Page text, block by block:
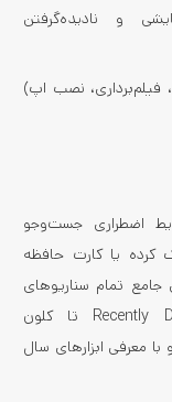
و نادیده‌گرفتن
فیلم‌برداری، نصب اپ)
اضطراری جست‌وجو
کرده یا کارت حافظه
تمام سناریوهای
احتمالی—از بازیابی ساده در پوشه Recently Deleted تا کلون
معرفی ابزارهای سال